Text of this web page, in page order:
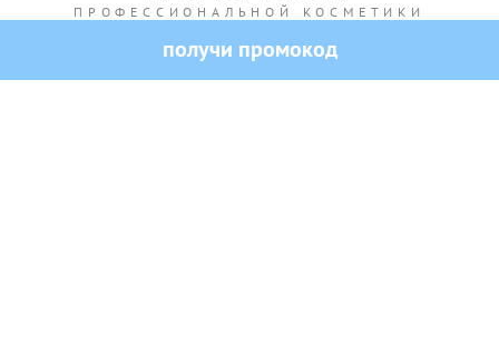
ПРОФЕССИОНАЛЬНОЙ КОСМЕТИКИ
получи промокод